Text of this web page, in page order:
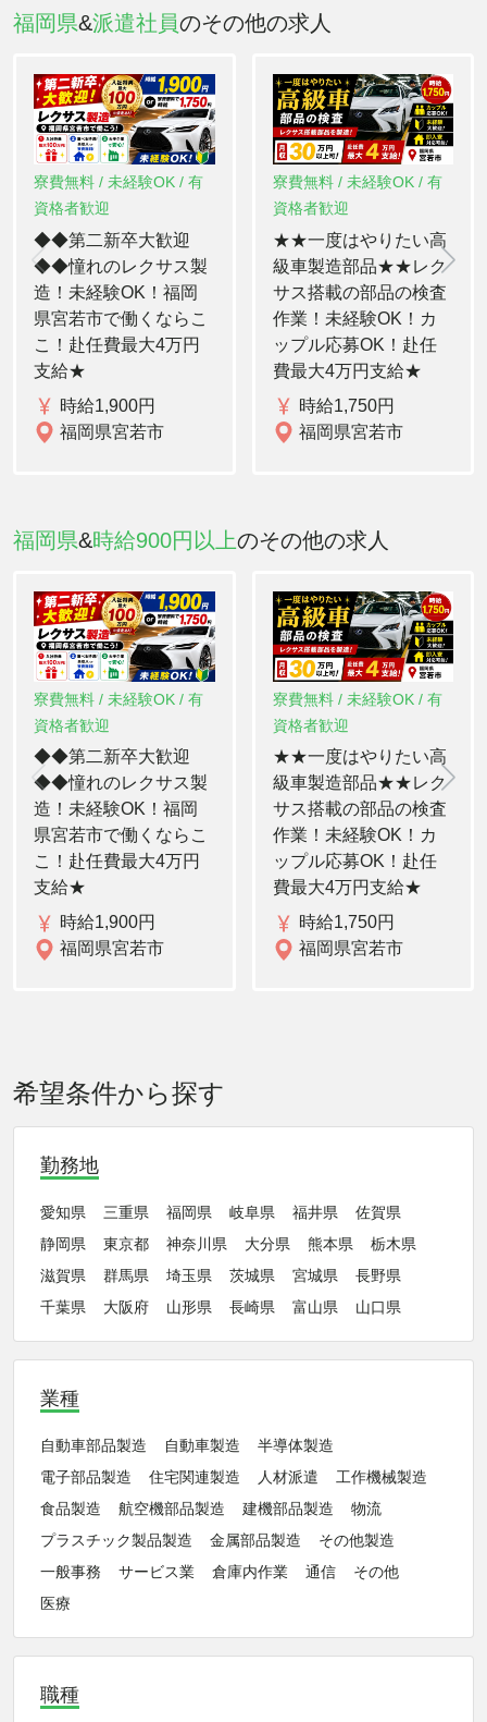
福岡県&派遣社員のその他の求人
寮費無料 / 未経験OK / 有
資格者歓迎
◆◆第二新卒大歓迎
◆◆憧れのレクサス製
造！未経験OK！福岡
県宮若市で働くならこ
こ！赴任費最大4万円
支給★
時給1,900円
福岡県宮若市
寮費無料 / 未経験OK / 有
資格者歓迎
★★一度はやりたい高
級車製造部品★★レク
サス搭載の部品の検査
作業！未経験OK！カ
ップル応募OK！赴任
費最大4万円支給★
時給1,750円
福岡県宮若市
福岡県&時給900円以上のその他の求人
寮費無料 / 未経験OK / 有
資格者歓迎
◆◆第二新卒大歓迎
◆◆憧れのレクサス製
造！未経験OK！福岡
県宮若市で働くならこ
こ！赴任費最大4万円
支給★
時給1,900円
福岡県宮若市
寮費無料 / 未経験OK / 有
資格者歓迎
★★一度はやりたい高
級車製造部品★★レク
サス搭載の部品の検査
作業！未経験OK！カ
ップル応募OK！赴任
費最大4万円支給★
時給1,750円
福岡県宮若市
希望条件から探す
勤務地
愛知県 三重県 福岡県 岐阜県 福井県
佐賀県
静岡県
東京都 神奈川県 大分県 熊本県
栃木県
滋賀県
群馬県 埼玉県 茨城県 宮城県
長野県
千葉県
大阪府 山形県 長崎県 富山県 山口県
業種
自動車部品製造 自動車製造
半導体製造
電子部品製造
住宅関連製造 人材派遣
工作機械製造
食品製造
航空機部品製造 建機部品製造
物流
プラスチック製品製造
金属部品製造
その他製造
一般事務
サービス業 倉庫内作業 通信
その他
医療
職種